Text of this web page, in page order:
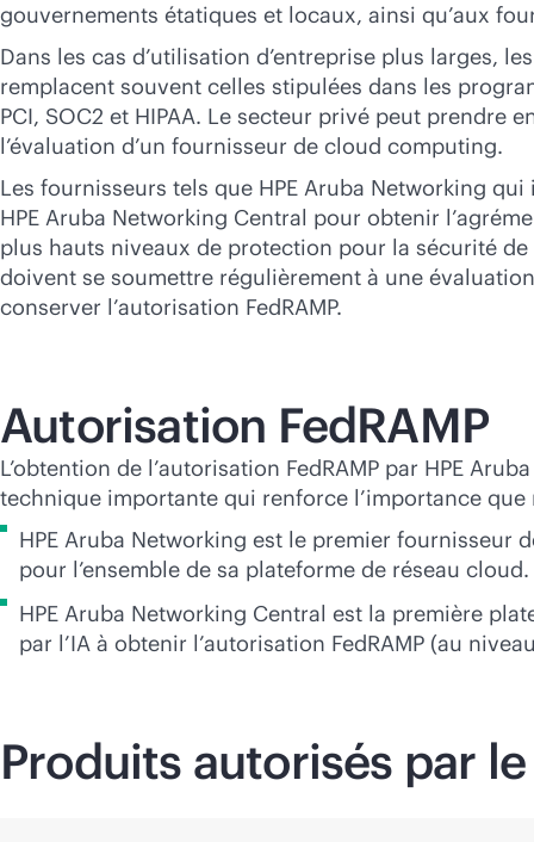
gouvernements étatiques et locaux, ainsi qu’aux
Dans les cas d’utilisation d’entreprise plus larges,
remplacent souvent celles stipulées dans les
PCI, SOC2 et HIPAA. Le secteur privé peut prendre
l’évaluation d’un fournisseur de cloud computing.
Les fournisseurs tels que HPE Aruba Networking
HPE Aruba Networking Central pour obtenir
plus hauts niveaux de protection pour la sécurité
doivent se soumettre régulièrement à une
conserver l’autorisation FedRAMP.
Autorisation FedRAMP
L’obtention de l’autorisation FedRAMP par HPE
technique importante qui renforce l’importance
HPE Aruba Networking est le premier fournisseur
pour l’ensemble de sa plateforme de réseau cloud.
HPE Aruba Networking Central est la première
par l’IA à obtenir l’autorisation FedRAMP (au
Produits autorisés par le